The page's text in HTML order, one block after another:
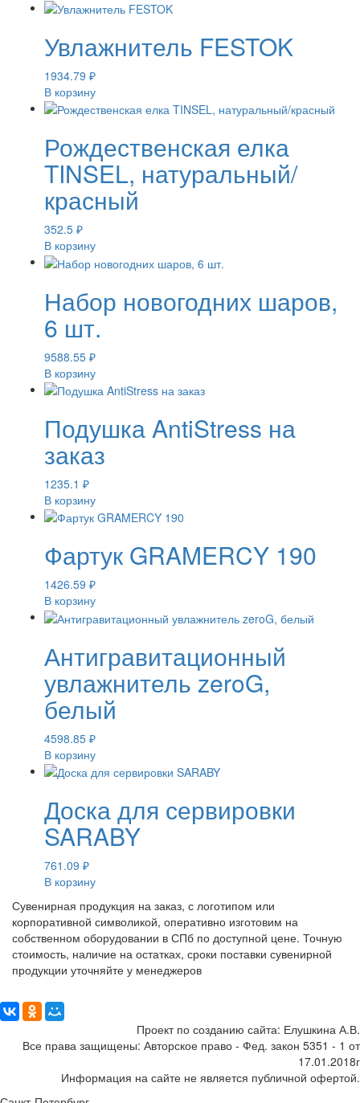
Увлажнитель FESTOK
1934.79 ₽
В корзину
Рождественская елка
TINSEL, натуральный/
красный
352.5 ₽
В корзину
Набор новогодних шаров,
6 шт.
9588.55 ₽
В корзину
Подушка AntiStress на
заказ
1235.1 ₽
В корзину
Фартук GRAMERCY 190
1426.59 ₽
В корзину
Антигравитационный
увлажнитель zeroG,
белый
4598.85 ₽
В корзину
Доска для сервировки
SARABY
761.09 ₽
В корзину
Сувенирная продукция на заказ, с логотипом или
корпоративной символикой, оперативно изготовим на
собственном оборудовании в СПб по доступной цене. Точную
стоимость, наличие на остатках, сроки поставки сувенирной
продукции уточняйте у менеджеров
Проект по созданию сайта: Елушкина А.В.
Все права защищены: Авторское право - Фед. закон 5351 - 1 от
17.01.2018г
Информация на сайте не является публичной офертой.